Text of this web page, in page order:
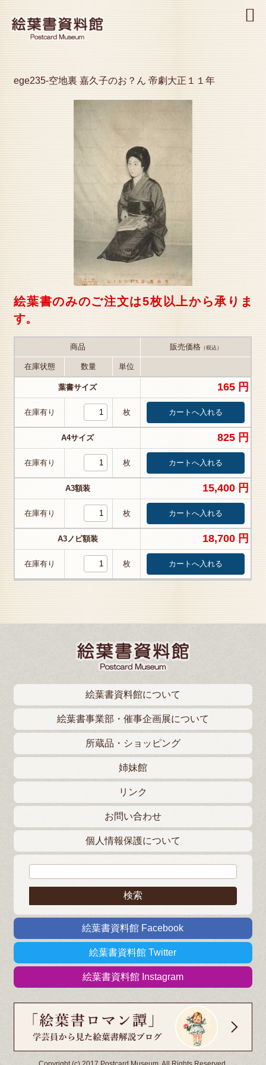
ege235-空地裏 嘉久子のお？ん 帝劇大正１１年
絵葉書のみのご注文は5枚以上から承りま
す。
商品 販売価格（税込）
在庫状態 数量 単位
葉書サイズ 165 円
在庫有り 枚
A4サイズ 825 円
在庫有り 枚
A3額装 15,400 円
在庫有り 枚
A3ノビ額装 18,700 円
在庫有り 枚
絵葉書資料館について
絵葉書事業部・催事企画展について
所蔵品・ショッピング
姉妹館
リンク
お問い合わせ
個人情報保護について
絵葉書資料館 Facebook
絵葉書資料館 Twitter
絵葉書資料館 Instagram